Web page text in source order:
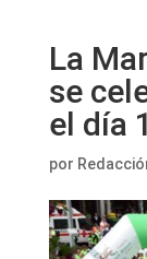
La
se
el día
por